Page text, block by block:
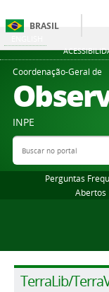
BRASIL
Coordenação-Geral de
INPE
Buscar no portal
Perguntas
Abertos
TerraLib/